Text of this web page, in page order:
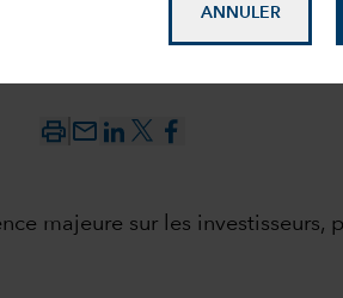
ANNULER
mail_outline
majeure sur les